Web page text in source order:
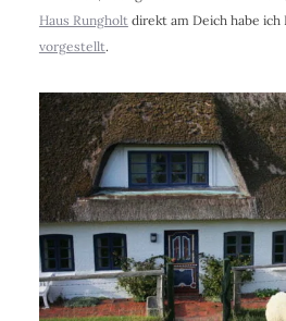
Haus Rungholtdirekt am Deich habe ich
vorgestellt.